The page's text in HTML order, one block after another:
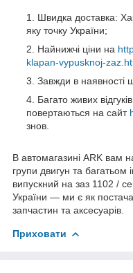
Швидка доставка:
яку точку України;
Найнижчі ціни на
klapan-vypusknoj-
Завжди в наявності
Багато живих
повертаються на сайт
знов.
В автомагазині ARK вам
групи двигун та
випускний на заз 1102 /
України — ми є як
запчастин та аксесуарів.
Приховати